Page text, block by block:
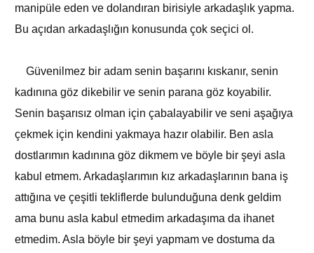
manipüle eden ve dolandıran birisiyle arkadaşlık yapma.
Bu açıdan arkadaşlığın konusunda çok seçici ol.
Güvenilmez bir adam senin başarını kıskanır, senin
kadınına göz dikebilir ve senin parana göz koyabilir.
Senin başarısız olman için çabalayabilir ve seni aşağıya
çekmek için kendini yakmaya hazır olabilir. Ben asla
dostlarımın kadınına göz dikmem ve böyle bir şeyi asla
kabul etmem. Arkadaşlarımın kız arkadaşlarının bana iş
attığına ve çeşitli tekliflerde bulunduğuna denk geldim
ama bunu asla kabul etmedim arkadaşıma da ihanet
etmedim. Asla böyle bir şeyi yapmam ve dostuma da